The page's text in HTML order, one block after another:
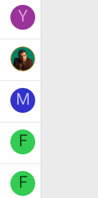
Y
M
F
F